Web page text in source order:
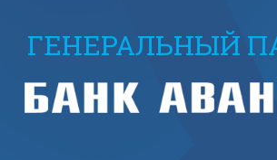
ГЕНЕРАЛЬНЫЙ